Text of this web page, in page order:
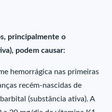
principalmente o
podem causar:
hemorrágica nas primeiras
recém-nascidas de
(substância ativa). A